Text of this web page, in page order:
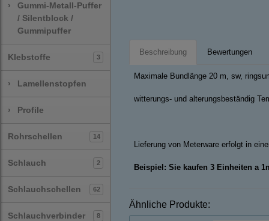
›
Gummi-Metall-Puffer
/ Silentblock /
Gummipuffer
Klebstoffe 3
› Lamellenstopfen
› Profile
Rohrschellen 14
Schlauch 2
Schlauchschellen 62
Schlauchverbinder 8
Beschreibung Bewertungen
Maximale Bundlänge 20 m, sw,
witterungs- und alterungsbeständig
Lieferung von Meterware erfolgt in
Beispiel: Sie kaufen 3 Einheiten a
Ähnliche Produkte: